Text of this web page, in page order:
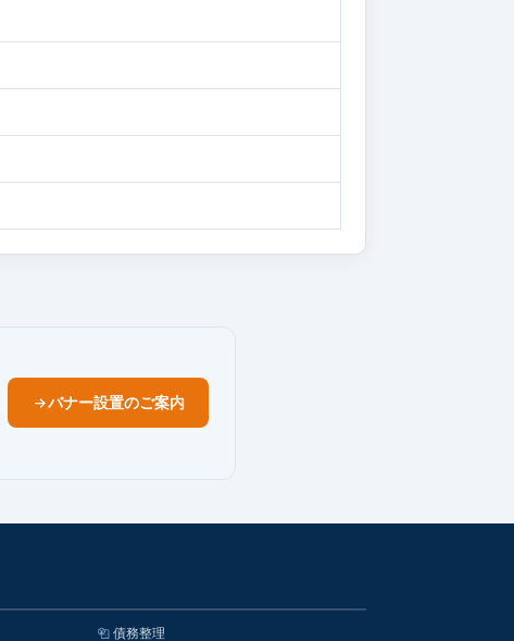
バナー設置のご案内
債務整理